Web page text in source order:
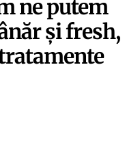
ne putem
și fresh,